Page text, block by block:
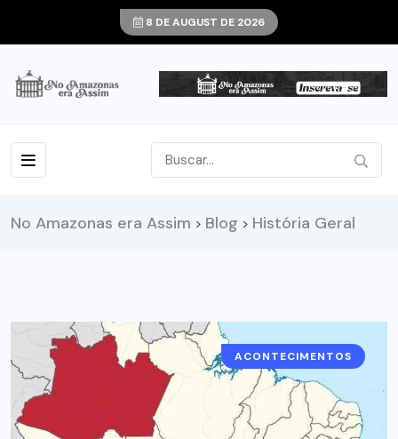
8 DE AUGUST DE 2026
No Amazonas era Assim > Blog > História Geral
ACONTECIMENTOS